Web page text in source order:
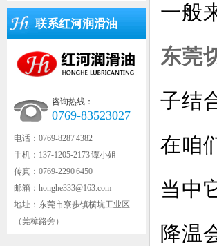
联系红河润滑油
咨询热线：
0769-83523027
电话：0769-8287 4382
手机：137-1205-2173 谭小姐
传真：0769-2290 6450
邮箱：honghe333@163.com
地址：东莞市寮步镇横坑工业区
（莞樟路旁）
一般
东莞
子结
在咱
当中
降温